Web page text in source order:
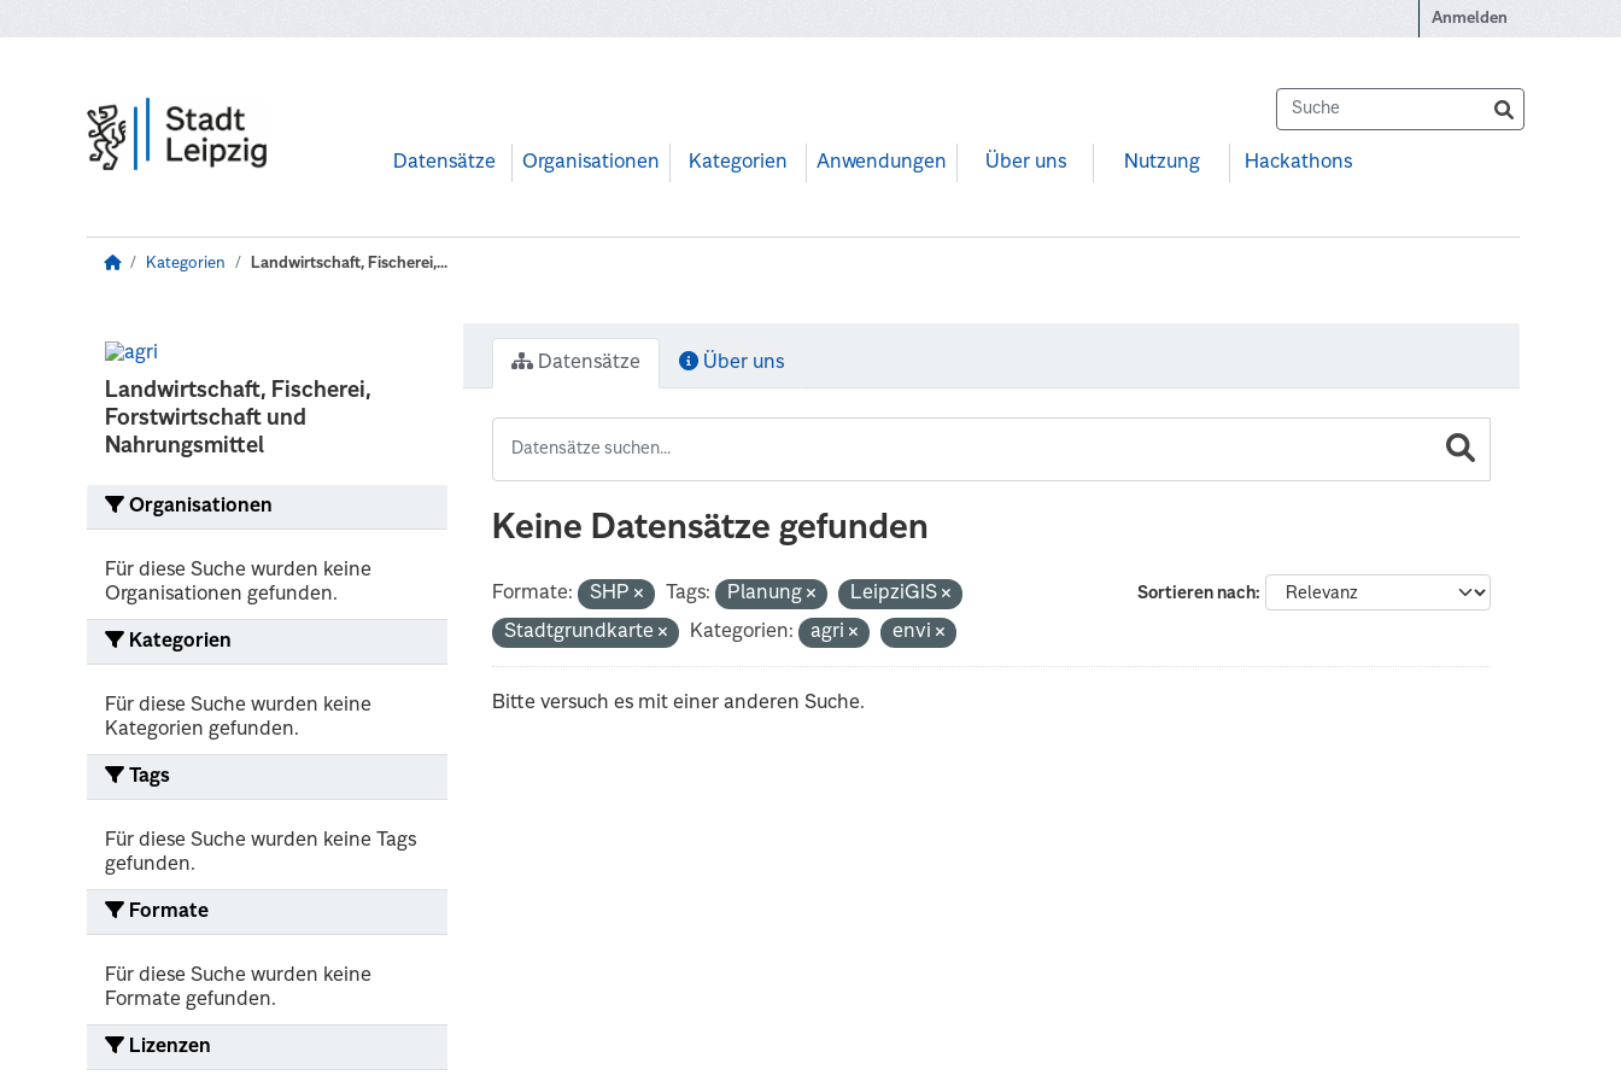
Anmelden
Datensätze Organisationen Kategorien Anwendungen Über uns Nutzung Hackathons
Kategorien Landwirtschaft, Fischerei,...
Landwirtschaft, Fischerei,
Forstwirtschaft und
Nahrungsmittel
Organisationen
Für diese Suche wurden keine
Organisationen gefunden.
Kategorien
Für diese Suche wurden keine
Kategorien gefunden.
Tags
Für diese Suche wurden keine Tags
gefunden.
Formate
Für diese Suche wurden keine
Formate gefunden.
Lizenzen
Datensätze Über uns
Keine Datensätze gefunden
Sortieren nach
Formate: SHP Tags: Planung
LeipziGIS
Stadtgrundkarte
Kategorien: agri envi
Bitte versuch es mit einer anderen Suche.